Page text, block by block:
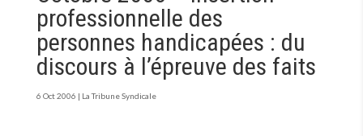
professionnelle des
personnes handicapées : du
discours à l’épreuve des faits
6 Oct 2006 | La Tribune Syndicale